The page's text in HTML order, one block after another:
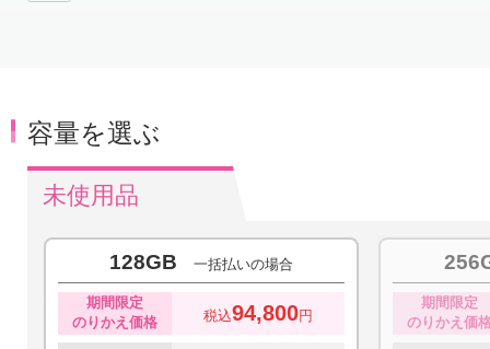
容量を選ぶ
未使用品
128GB 一括払いの場合
期間限定
のりかえ価格
税込94,800円
期間限定
のりかえ価